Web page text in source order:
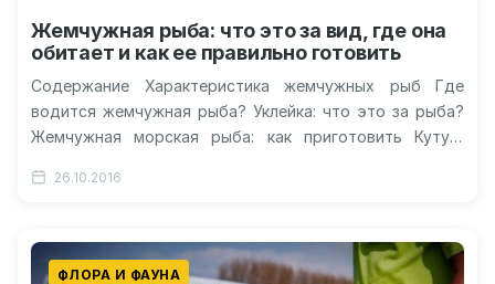
Жемчужная рыба: что это за вид, где она
обитает и как ее правильно готовить
Содержание Характеристика жемчужных рыб Где
водится жемчужная рыба? Уклейка: что это за рыба?
Жемчужная морская рыба: как приготовить Кутум:
рыба…
26.10.2016
ФЛОРА И ФАУНА